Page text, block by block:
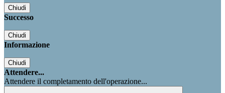
Chiudi
Successo
Chiudi
Informazione
Chiudi
Attendere...
Attendere il completamento dell'operazione...